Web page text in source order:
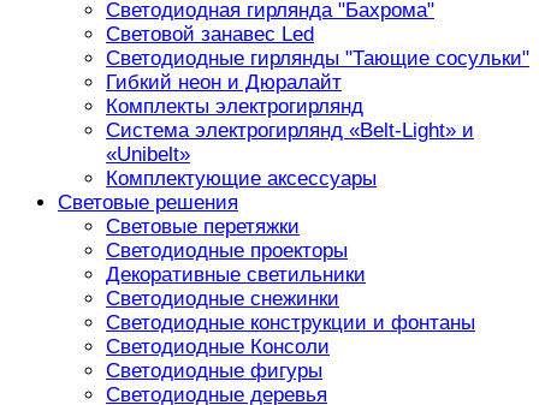
Светодиодная гирлянда "Бахрома"
Световой занавес Led
Светодиодные гирлянды "Тающие сосульки"
Гибкий неон и Дюралайт
Комплекты электрогирлянд
Система электрогирлянд «Belt-Light» и
«Unibelt»
Комплектующие аксессуары
Световые решения
Световые перетяжки
Светодиодные проекторы
Декоративные светильники
Светодиодные снежинки
Светодиодные конструкции и фонтаны
Светодиодные Консоли
Светодиодные фигуры
Светодиодные деревья